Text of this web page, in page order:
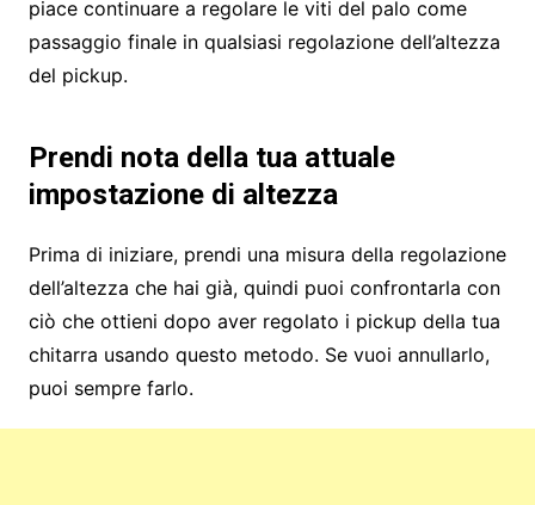
piace continuare a regolare le viti del palo come
passaggio finale in qualsiasi regolazione dell’altezza
del pickup.
Prendi nota della tua attuale
impostazione di altezza
Prima di iniziare, prendi una misura della regolazione
dell’altezza che hai già, quindi puoi confrontarla con
ciò che ottieni dopo aver regolato i pickup della tua
chitarra usando questo metodo. Se vuoi annullarlo,
puoi sempre farlo.